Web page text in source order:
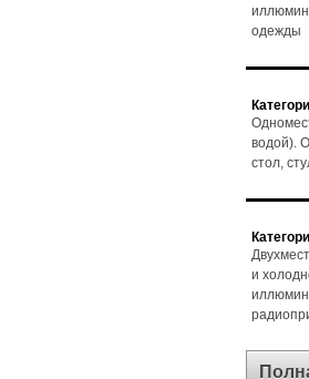
одежды
водой).
стол,
и